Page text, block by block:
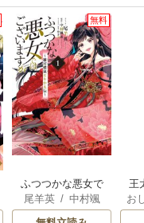
無料
ふつつかな悪女で
はございますが ～
雛宮蝶鼠とりかえ
尾羊英/ 中村颯
希/ゆき哉
王
こ
お